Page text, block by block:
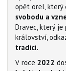
opět orel, který
svobodu a
Dravec, který
království,
tradici.
V roce 2022